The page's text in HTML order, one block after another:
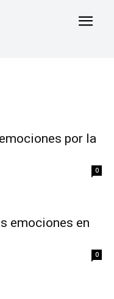
por la
0
emociones en
0